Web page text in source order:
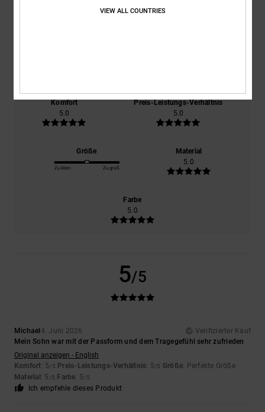
5.0
Komfort
5.0
Preis-Leistungs-Verhältnis
5.0
Größe
Zu klein Zu groß
Material
5.0
Farbe
5.0
5/5
Michael 4. Juni 2026
Verifizierter Kauf
Mein Sohn war mit der Passform und dem Tragegefühl sehr zufrieden
Original anzeigen - English
Komfort: 5/5 Preis-Leistungs-Verhältnis: 5/5 Größe: Perfekte Größe
Material : 5 /5 Farbe: 5/5
Ich empfehle dieses Produkt
VIEW ALL COUNTRIES